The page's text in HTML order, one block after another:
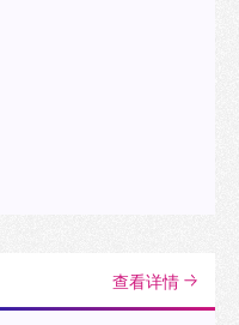
查看详情